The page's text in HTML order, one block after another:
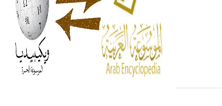
- هل تعلم أن المرجان إفراز حيواني
يتكون في البحر ويتركب من مادة
كربونات الكلسيوم، وهو أحمر أو شديد
الحمرة وهو أجود أنواعه، ويمتاز بكبر
الحجم ويسمى الش